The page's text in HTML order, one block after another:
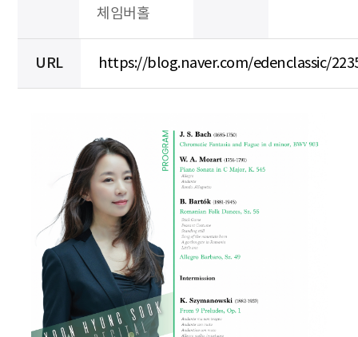
체임버홀
URL https://blog.naver.com/edenclassic/